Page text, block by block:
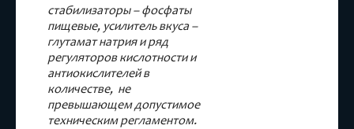
стабилизаторы – фосфаты
пищевые, усилитель вкуса –
глутамат натрия и ряд
регуляторов кислотности и
антиокислителей в
количестве, не
превышающем допустимое
техническим регламентом.